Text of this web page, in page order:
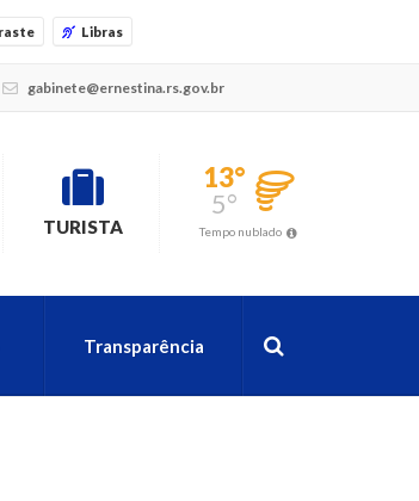
Libras
gabinete@ernestina.rs.gov.br
TURISTA
13°
5°
Tempo nublado
Transparência